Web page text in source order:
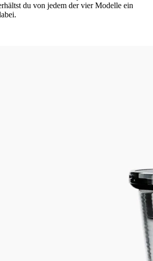
du von jedem der vier Modelle ein